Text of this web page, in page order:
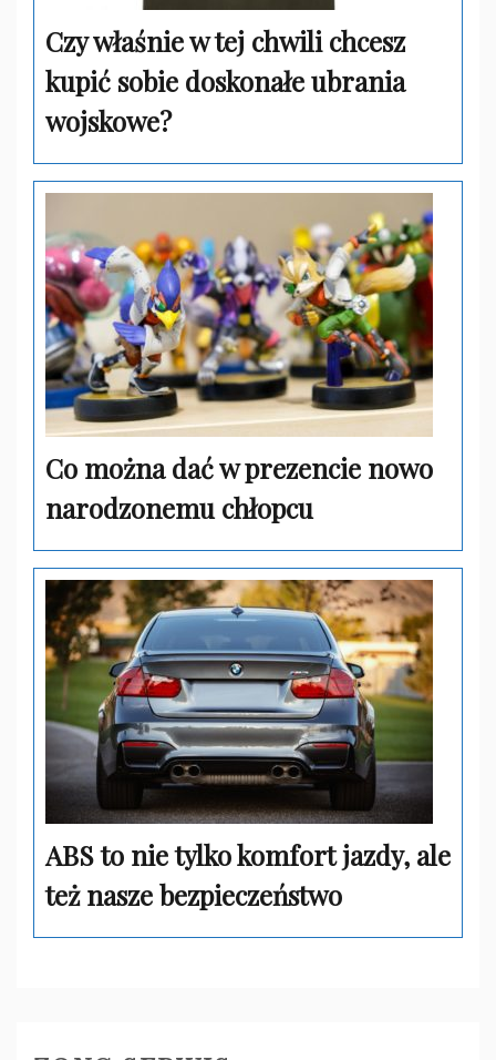
Czy właśnie w tej chwili chcesz
kupić sobie doskonałe ubrania
wojskowe?
Co można dać w prezencie nowo
narodzonemu chłopcu
ABS to nie tylko komfort jazdy, ale
też nasze bezpieczeństwo